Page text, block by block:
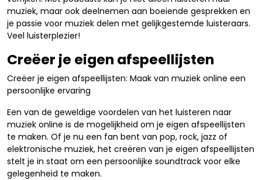
muziek, maar ook deelnemen aan boeiende gesprekken en
je passie voor muziek delen met gelijkgestemde luisteraars.
Veel luisterplezier!
Creëer je eigen afspeellijsten
Creëer je eigen afspeellijsten: Maak van muziek online een
persoonlijke ervaring
Een van de geweldige voordelen van het luisteren naar
muziek online is de mogelijkheid om je eigen afspeellijsten
te maken. Of je nu een fan bent van pop, rock, jazz of
elektronische muziek, het creëren van je eigen afspeellijsten
stelt je in staat om een persoonlijke soundtrack voor elke
gelegenheid te maken.